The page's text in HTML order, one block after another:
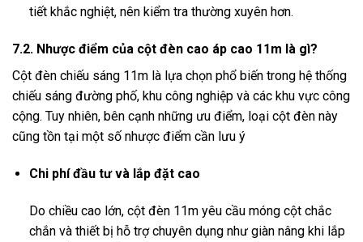
tiết khắc nghiệt, nên kiểm tra thường xuyên hơn.
7.2. Nhược điểm của cột đèn cao áp cao 11m là gì?
Cột đèn chiếu sáng 11m là lựa chọn phổ biến trong hệ thống
chiếu sáng đường phố, khu công nghiệp và các khu vực công
cộng. Tuy nhiên, bên cạnh những ưu điểm, loại cột đèn này
cũng tồn tại một số nhược điểm cần lưu ý
Chi phí đầu tư và lắp đặt cao
Do chiều cao lớn, cột đèn 11m yêu cầu móng cột chắc
chắn và thiết bị hỗ trợ chuyên dụng như giàn nâng khi lắp